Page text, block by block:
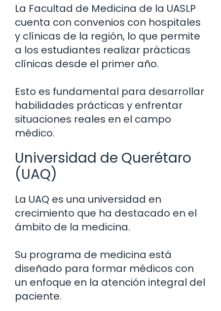
La Facultad de Medicina de la UASLP
cuenta con convenios con hospitales
y clínicas de la región, lo que permite
a los estudiantes realizar prácticas
clínicas desde el primer año.
Esto es fundamental para desarrollar
habilidades prácticas y enfrentar
situaciones reales en el campo
médico.
Universidad de Querétaro
(UAQ)
La UAQ es una universidad en
crecimiento que ha destacado en el
ámbito de la medicina.
Su programa de medicina está
diseñado para formar médicos con
un enfoque en la atención integral del
paciente.